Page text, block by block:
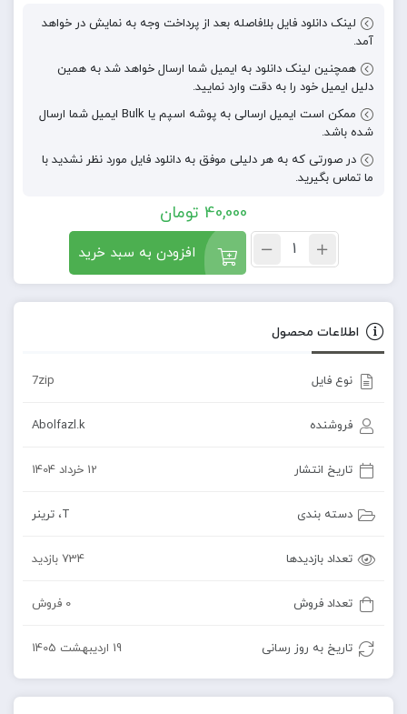
لینک دانلود فایل بلافاصله بعد از پرداخت وجه به نمایش در خواهد
آمد.
همچنین لینک دانلود به ایمیل شما ارسال خواهد شد به همین
دلیل ایمیل خود را به دقت وارد نمایید.
ممکن است ایمیل ارسالی به پوشه اسپم یا Bulk ایمیل شما ارسال
شده باشد.
در صورتی که به هر دلیلی موفق به دانلود فایل مورد نظر نشدید با
ما تماس بگیرید.
40,000 تومان
افزودن به سبد خرید
اطلاعات محصول
نوع فایل 7zip
فروشنده Abolfazl.k
تاریخ انتشار 12 خرداد 1404
دسته بندی T، ترینر
تعداد بازدیدها 734 بازدید
تعداد فروش 0 فروش
تاریخ به روز رسانی 19 اردیبهشت 1405